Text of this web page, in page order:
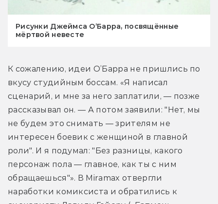
Рисунки Джеймса О’Барра, посвящённые
мёртвой невесте
К сожалению, идеи О’Барра не пришлись по
вкусу студийным боссам. «Я написал
сценарий, и мне за него заплатили, — позже
рассказывал он. — А потом заявили: "Нет, мы
не будем это снимать — зрителям не
интересен боевик с женщиной в главной
роли". И я подумал: "Без разницы, какого
персонаж пола — главное, как ты с ним
обращаешься"». В Miramax отвергли
наработки комиксиста и обратились к